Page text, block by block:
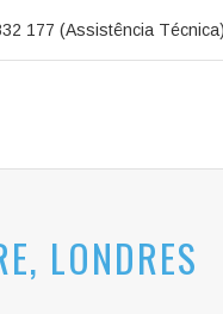
177 (Assistência Técnica)
LONDRES